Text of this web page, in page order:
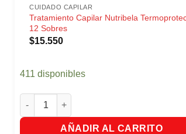
CUIDADO CAPILAR
Tratamiento Capilar Nutribela
12 Sobres
$15.550
411 disponibles
Tratamiento Capilar Nutribela
AÑADIR AL CARRITO